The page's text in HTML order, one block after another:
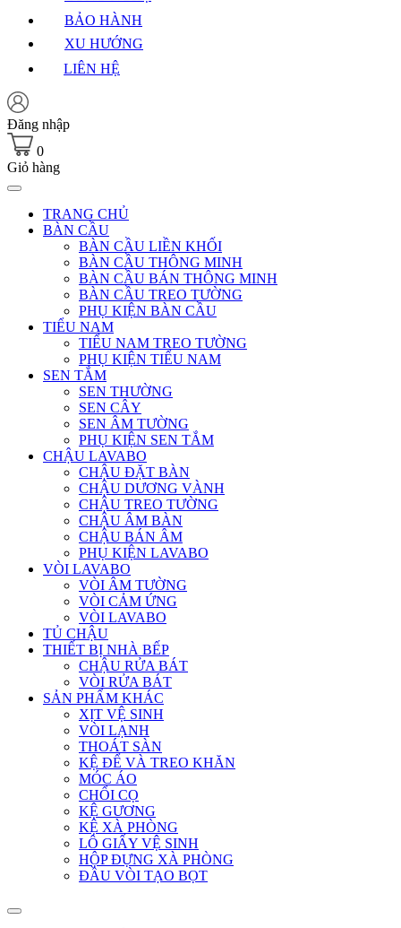
BẢO HÀNH
XU HƯỚNG
LIÊN HỆ
Đăng nhập
0
Giỏ hàng
TRANG CHỦ
BÀN CẦU
BÀN CẦU LIỀN KHỐI
BÀN CẦU THÔNG MINH
BÀN CẦU BÁN THÔNG MINH
BÀN CẦU TREO TƯỜNG
PHỤ KIỆN BÀN CẦU
TIỂU NAM
TIỂU NAM TREO TƯỜNG
PHỤ KIỆN TIỂU NAM
SEN TẮM
SEN THƯỜNG
SEN CÂY
SEN ÂM TƯỜNG
PHỤ KIỆN SEN TẮM
CHẬU LAVABO
CHẬU ĐẶT BÀN
CHẬU DƯƠNG VÀNH
CHẬU TREO TƯỜNG
CHẬU ÂM BÀN
CHẬU BÁN ÂM
PHỤ KIỆN LAVABO
VÒI LAVABO
VÒI ÂM TƯỜNG
VÒI CẢM ỨNG
VÒI LAVABO
TỦ CHẬU
THIẾT BỊ NHÀ BẾP
CHẬU RỬA BÁT
VÒI RỬA BÁT
SẢN PHẨM KHÁC
XỊT VỆ SINH
VÒI LẠNH
THOÁT SÀN
KỆ ĐỂ VÀ TREO KHĂN
MÓC ÁO
CHỔI CỌ
KỆ GƯƠNG
KỆ XÀ PHÒNG
LÔ GIẤY VỆ SINH
HỘP ĐỰNG XÀ PHÒNG
ĐẦU VÒI TẠO BỌT